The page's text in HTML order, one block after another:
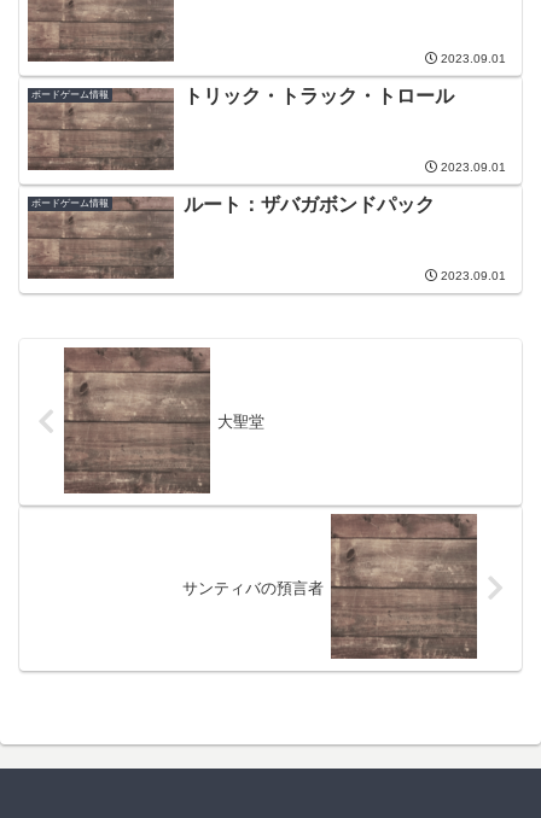
2023.09.01
ボードゲーム情報 トリック・トラック・トロール
2023.09.01
ボードゲーム情報 ルート：ザバガボンドパック
2023.09.01
大聖堂
サンティバの預言者